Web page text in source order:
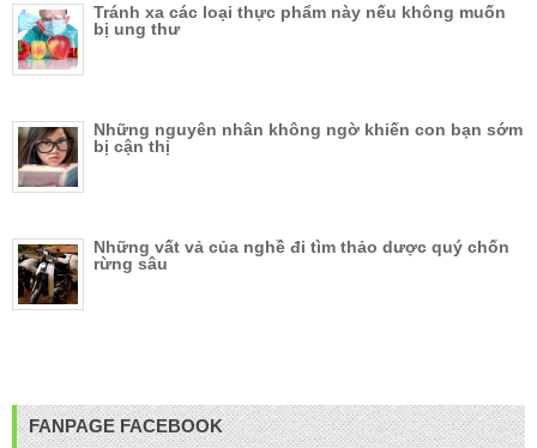
Tránh xa các loại thực phẩm này nếu không muốn
bị ung thư
Những nguyên nhân không ngờ khiến con bạn sớm
bị cận thị
Những vất vả của nghề đi tìm thảo dược quý chốn
rừng sâu
FANPAGE FACEBOOK